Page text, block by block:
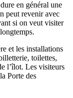
en général une
peut revenir avec
si on veut visiter
et les installations
toilettes,
l’îlot. Les visiteurs
Porte des